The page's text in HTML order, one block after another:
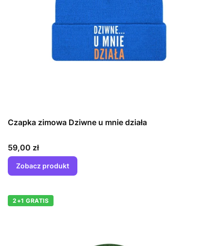
Czapka zimowa Dziwne u mnie działa
Cena
59,00 zł
Zobacz produkt
2+1 GRATIS